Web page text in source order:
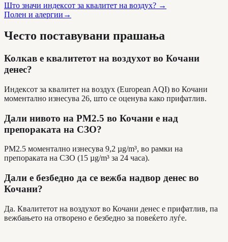
Што значи индексот за квалитет на воздух? →
Полен и алергии →
Често поставувани прашања
Колкав е квалитетот на воздухот во Кочани
денес?
Индексот за квалитет на воздух (European AQI) во Кочани
моментално изнесува 26, што се оценува како прифатлив.
Дали нивото на PM2.5 во Кочани е над
препораката на СЗО?
PM2.5 моментално изнесува 9,2 µg/m³, во рамки на
препораката на СЗО (15 µg/m³ за 24 часа).
Дали е безбедно да се вежба надвор денес во
Кочани?
Да. Квалитетот на воздухот во Кочани денес е прифатлив, па
вежбањето на отворено е безбедно за повеќето луѓе.